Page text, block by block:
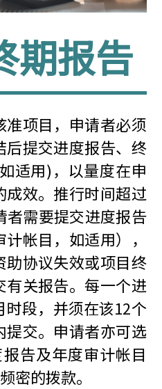
期报告
项目，申请者必须
提交进度报告、终
适用)，以量度在申
效。推行时间超过
者需要提交进度报告
帐目，如适用），
助协议失效或项目终
有关报告。每一个进
段，并须在该12个
提交。申请者亦可选
告及年度审计帐目
密的拨款。